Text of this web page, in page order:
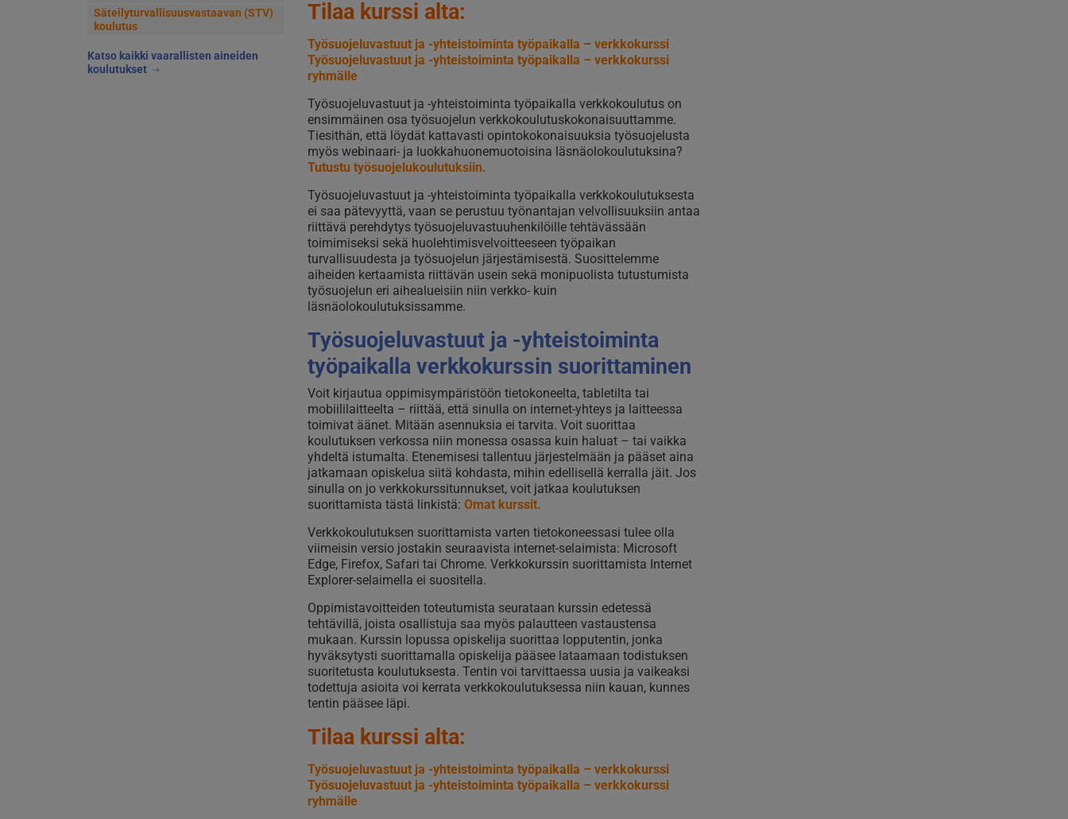
Säteilyturvallisuusvastaavan (STV)
koulutus
Katso kaikki vaarallisten aineiden
koulutukset
Tilaa kurssi alta:
Työsuojeluvastuut ja -yhteistoiminta työpaikalla – verkkokurssi
Työsuojeluvastuut ja -yhteistoiminta työpaikalla – verkkokurssi
ryhmälle
Työsuojeluvastuut ja -yhteistoiminta työpaikalla verkkokoulutus on
ensimmäinen osa työsuojelun verkkokoulutuskokonaisuuttamme.
Tiesithän, että löydät kattavasti opintokokonaisuuksia työsuojelusta
myös webinaari- ja luokkahuonemuotoisina läsnäolokoulutuksina?
Tutustu työsuojelukoulutuksiin.
Työsuojeluvastuut ja -yhteistoiminta työpaikalla verkkokoulutuksesta
ei saa pätevyyttä, vaan se perustuu työnantajan velvollisuuksiin antaa
riittävä perehdytys työsuojeluvastuuhenkilöille tehtävässään
toimimiseksi sekä huolehtimisvelvoitteeseen työpaikan
turvallisuudesta ja työsuojelun järjestämisestä. Suosittelemme
aiheiden kertaamista riittävän usein sekä monipuolista tutustumista
työsuojelun eri aihealueisiin niin verkko- kuin
läsnäolokoulutuksissamme.
Työsuojeluvastuut ja -yhteistoiminta
työpaikalla verkkokurssin suorittaminen
Voit kirjautua oppimisympäristöön tietokoneelta, tabletilta tai
mobiililaitteelta – riittää, että sinulla on internet-yhteys ja laitteessa
toimivat äänet. Mitään asennuksia ei tarvita. Voit suorittaa
koulutuksen verkossa niin monessa osassa kuin haluat – tai vaikka
yhdeltä istumalta. Etenemisesi tallentuu järjestelmään ja pääset aina
jatkamaan opiskelua siitä kohdasta, mihin edellisellä kerralla jäit. Jos
sinulla on jo verkkokurssitunnukset, voit jatkaa koulutuksen
suorittamista tästä linkistä: Omat kurssit.
Verkkokoulutuksen suorittamista varten tietokoneessasi tulee olla
viimeisin versio jostakin seuraavista internet-selaimista: Microsoft
Edge, Firefox, Safari tai Chrome. Verkkokurssin suorittamista Internet
Explorer-selaimella ei suositella.
Oppimistavoitteiden toteutumista seurataan kurssin edetessä
tehtävillä, joista osallistuja saa myös palautteen vastaustensa
mukaan. Kurssin lopussa opiskelija suorittaa lopputentin, jonka
hyväksytysti suorittamalla opiskelija pääsee lataamaan todistuksen
suoritetusta koulutuksesta. Tentin voi tarvittaessa uusia ja vaikeaksi
todettuja asioita voi kerrata verkkokoulutuksessa niin kauan, kunnes
tentin pääsee läpi.
Tilaa kurssi alta:
Työsuojeluvastuut ja -yhteistoiminta työpaikalla – verkkokurssi
Työsuojeluvastuut ja -yhteistoiminta työpaikalla – verkkokurssi
ryhmälle